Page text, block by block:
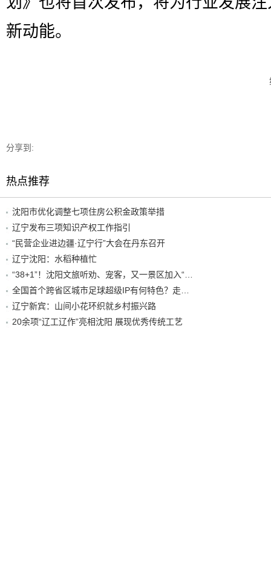
新动能。
分享到:
热点推荐
沈阳市优化调整七项住房公积金政策举措
辽宁发布三项知识产权工作指引
“民营企业进边疆·辽宁行”大会在丹东召开
辽宁沈阳：水稻种植忙
辽宁新宾：山间小花环织就乡村振兴路
20余项“辽工辽作”亮相沈阳 展现优秀传统工艺